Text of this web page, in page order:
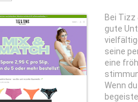
Bei Tizz
gute
seine
eine
Wenn